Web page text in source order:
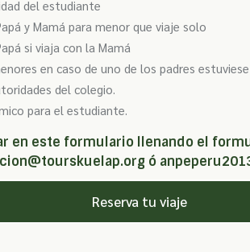
del estudiante
y Mamá para menor que viaje solo
si viaja con la Mamá
en caso de uno de los padres
del colegio.
para el estudiante.
en este formulario llenando el
ó
Reserva tu viaje